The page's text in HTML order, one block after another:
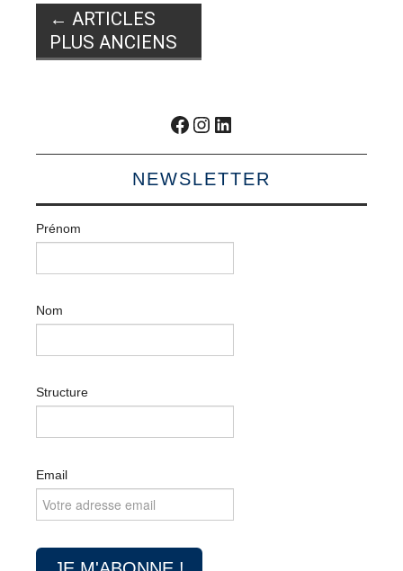
Navigation
des
← ARTICLES
PLUS ANCIENS
Facebook
Instagram
LinkedIn
NEWSLETTER
Prénom
Nom
Structure
Email